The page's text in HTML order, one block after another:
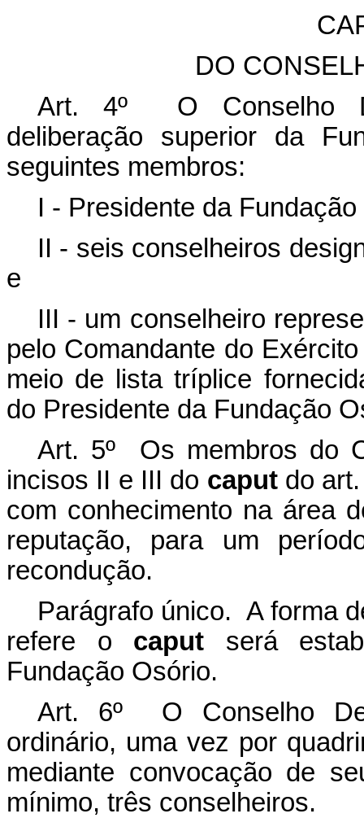
DO
Art. 4º O Conselho
deliberação superior da
seguintes membros:
I - Presidente da
II - seis conselheiros
e
III - um conselheiro
pelo Comandante do
meio de lista tríplice
do Presidente da Fundação
Art. 5º Os membros do
incisos II e III do caputdo art.
com conhecimento na área
reputação, para um
recondução.
Parágrafo único. A forma
refere o caput será
Fundação Osório.
Art. 6º O Conselho
ordinário, uma vez por
mediante convocação de
mínimo, três conselheiros.